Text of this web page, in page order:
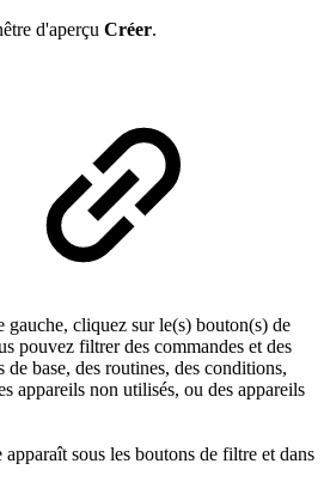
d'aperçu Créer.
gauche, cliquez sur le(s) bouton(s) de
pouvez filtrer des commandes et des
de base, des routines, des conditions,
appareils non utilisés, ou des appareils
sous les boutons de filtre et dans